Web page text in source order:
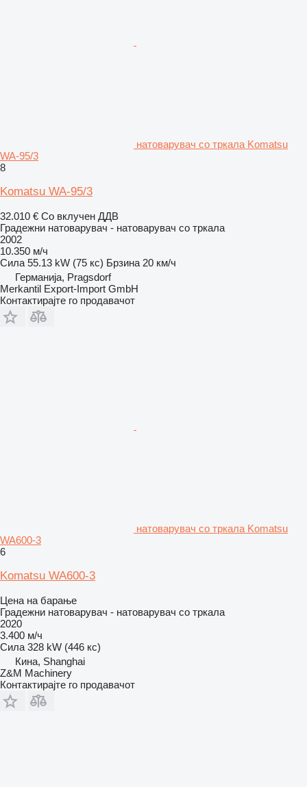
натоварувач со тркала Komatsu
WA-95/3
8
Komatsu WA-95/3
32.010 € Со вклучен ДДВ
Градежни натоварувач - натоварувач со тркала
2002
10.350 м/ч
Сила 55.13 kW (75 кс) Брзина 20 км/ч
Германија, Pragsdorf
Merkantil Export-Import GmbH
Контактирајте го продавачот
натоварувач со тркала Komatsu
WA600-3
6
Komatsu WA600-3
Цена на барање
Градежни натоварувач - натоварувач со тркала
2020
3.400 м/ч
Сила 328 kW (446 кс)
Кина, Shanghai
Z&M Machinery
Контактирајте го продавачот